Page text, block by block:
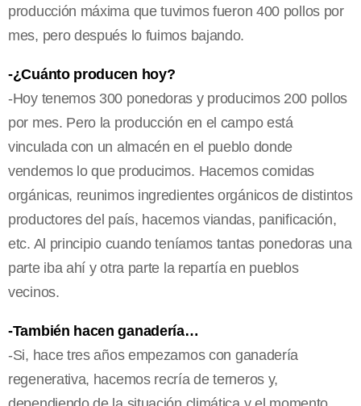
producción máxima que tuvimos fueron 400 pollos por
mes, pero después lo fuimos bajando.
-¿Cuánto producen hoy?
-Hoy tenemos 300 ponedoras y producimos 200 pollos
por mes. Pero la producción en el campo está
vinculada con un almacén en el pueblo donde
vendemos lo que producimos. Hacemos comidas
orgánicas, reunimos ingredientes orgánicos de distintos
productores del país, hacemos viandas, panificación,
etc. Al principio cuando teníamos tantas ponedoras una
parte iba ahí y otra parte la repartía en pueblos
vecinos.
-También hacen ganadería…
-Si, hace tres años empezamos con ganadería
regenerativa, hacemos recría de terneros y,